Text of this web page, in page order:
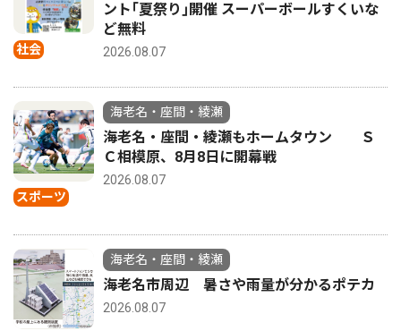
社会
ント｢夏祭り｣開催 スーパーボールすくいな
ど無料
2026.08.07
スポーツ
海老名・座間・綾瀬
海老名・座間・綾瀬もホームタウン Ｓ
Ｃ相模原、8月8日に開幕戦
2026.08.07
海老名・座間・綾瀬
海老名市周辺 暑さや雨量が分かるポテカ
2026.08.07